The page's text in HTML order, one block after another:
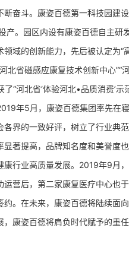
奋斗。康姿百德第一科技园建
。园区内设有康姿百德自主研
域的创新能力，先后被认定为“
北省磁感应康复技术创新中心”“
“河北省‘体验河北•品质消费’示
年5月，康姿百德集团率先在
界的一致好评，树立了行业典
著提高，品牌知名度和美誉度
行业高质量发展。2019年9月
营后，第二家康复医疗中心也
。在未来，康姿百德将陆续面
康姿百德将肩负时代赋予的重